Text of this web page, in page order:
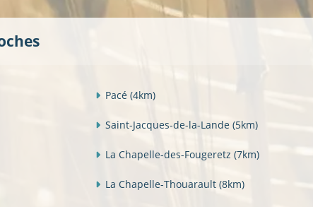
Pacé (4km)
Saint-Jacques-de-la-Lande (5km)
La Chapelle-des-Fougeretz (7km)
La Chapelle-Thouarault (8km)